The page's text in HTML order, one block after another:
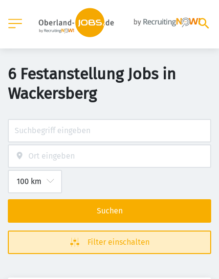
6 Festanstellung Jobs in
Wackersberg
Suchen
Filter einschalten